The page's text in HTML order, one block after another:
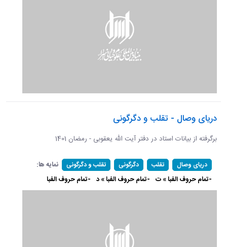
دریای وصال - تقلب و دگرگونی
برگرفته از بیانات استاد در دفتر آیت الله یعقوبی - رمضان 1401
دریای وصال تقلب دگرگونی تقلب و دگرگونی
نمایه ها:
-تمام حروف الفبا » ت -تمام حروف الفبا » د -تمام حروف الفبا